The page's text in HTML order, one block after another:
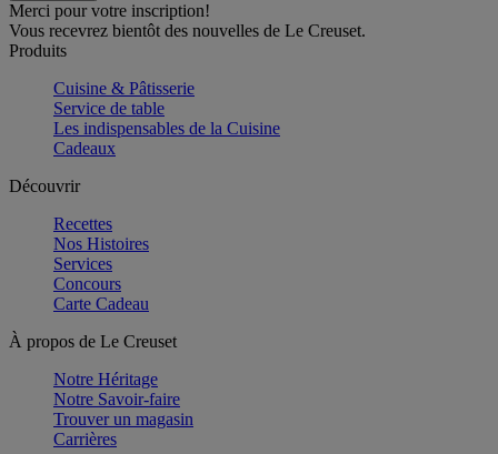
Merci pour votre inscription!
Vous recevrez bientôt des nouvelles de Le Creuset.
Produits
Cuisine & Pâtisserie
Service de table
Les indispensables de la Cuisine
Cadeaux
Découvrir
Recettes
Nos Histoires
Services
Concours
Carte Cadeau
À propos de Le Creuset
Notre Héritage
Notre Savoir-faire
Trouver un magasin
Carrières